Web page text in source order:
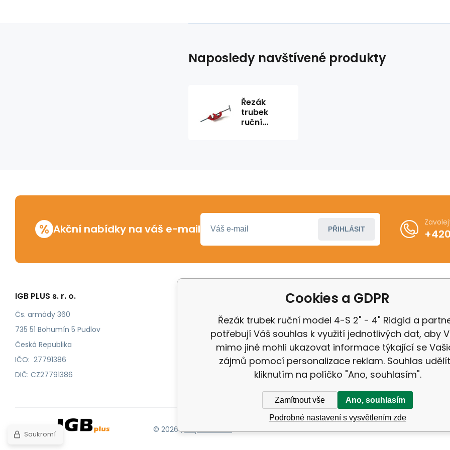
Naposledy navštívené produkty
Řezák
trubek
ruční
% Akční nabídky na váš e-mail PŘIHLÁSIT
IGB PLUS s. r. o.
Čs. armády 360
735 51 Bohumín 5 Pudlov
Česká Republika
IČO: 27791386
DIČ: CZ27791386
Odstoupení od smlouvy
Katalog Milwaukee
Katalog IGB
Další informace
Obchodní podmínky
Odstoupení od kupní
Reklamační řád
Zásady ochrany
© 2026 |Mapa stránek
Cookies a GDPR
Řezák trubek ruční model 4-S 2" - 4" Ridgid a
potřebují Váš souhlas k využití jednotlivých dat, aby
mimo jiné mohli ukazovat informace týkající se
zájmů pomocí personalizace reklam. Souhlas
kliknutím na políčko "Ano, souhlasím".
Zamítnout vše Ano, souhlasím
Podrobné nastavení s vysvětlením zde
Soukromí